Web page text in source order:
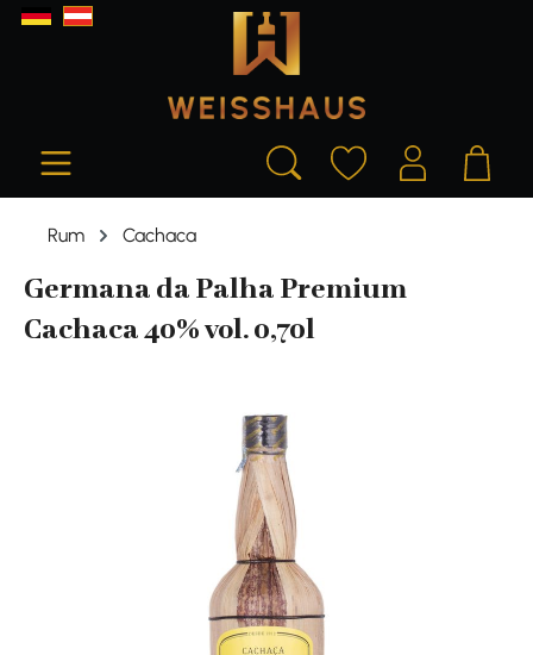
springen
Rum Cachaca
Germana da Palha Premium
Cachaca 40% vol. 0,70l